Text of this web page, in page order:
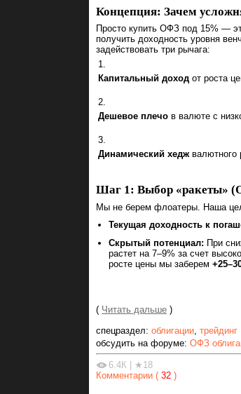
Концепция: Зачем
Просто купить ОФЗ под 15% —
получить доходность уровня
задействовать три рычага:
Капитальный доход от роста
Дешевое плечо в валюте с
Динамический хедж валютного
Шаг 1: Выбор «ракеты»
Мы не берем флоатеры. Наша
Текущая доходность к
Скрытый потенциал: При
растет на 7–9% за счет
росте цены мы заберем
( Читать дальше )
спецраздел: облигации, трейдинг
обсудить на форуме: ОФЗ
6.4К | ★18
Комментарии ( 32 )